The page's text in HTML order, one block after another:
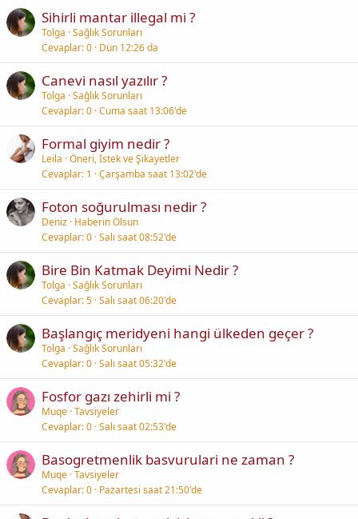
Sihirli mantar illegal mi ?
Tolga Sağlık Sorunları
Cevaplar 0 Dün 12:26 da
Canevi nasıl yazılır ?
Tolga Sağlık Sorunları
Cevaplar 0 Cuma saat 13:06'de
Formal giyim nedir ?
Leila Öneri, İstek ve Şikayetler
Cevaplar 1 Çarşamba saat 13:02'de
Foton soğurulması nedir ?
Deniz Haberin Olsun
Cevaplar 0 Salı saat 08:52'de
Bire Bin Katmak Deyimi Nedir ?
Tolga Sağlık Sorunları
Cevaplar 5 Salı saat 06:20'de
Başlangıç meridyeni hangi ülkeden geçer ?
Tolga Sağlık Sorunları
Cevaplar 0 Salı saat 05:32'de
Fosfor gazı zehirli mi ?
Muqe Tavsiyeler
Cevaplar 0 Salı saat 02:53'de
Basogretmenlik basvurulari ne zaman ?
Muqe Tavsiyeler
Cevaplar 0 Pazartesi saat 21:50'de